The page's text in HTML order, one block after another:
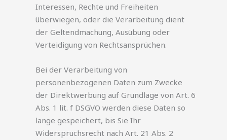
Interessen, Rechte und Freiheiten
überwiegen, oder die Verarbeitung dient
der Geltendmachung, Ausübung oder
Verteidigung von Rechtsansprüchen.
Bei der Verarbeitung von
personenbezogenen Daten zum Zwecke
der Direktwerbung auf Grundlage von Art. 6
Abs. 1 lit. f DSGVO werden diese Daten so
lange gespeichert, bis Sie Ihr
Widerspruchsrecht nach Art. 21 Abs. 2